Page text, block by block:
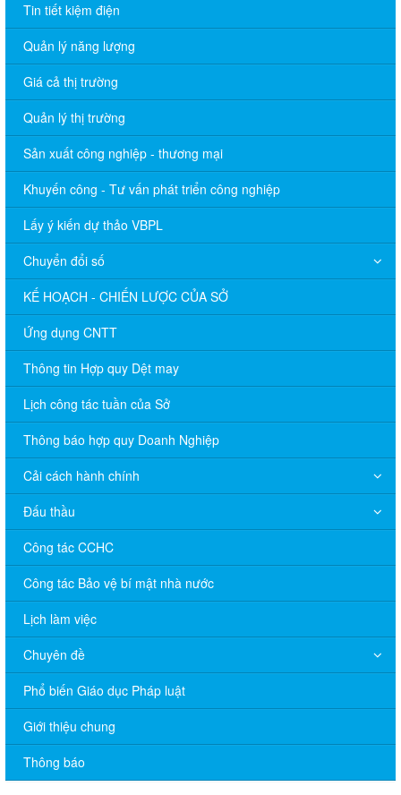
Tin tiết kiệm điện
Quản lý năng lượng
Giá cả thị trường
Quản lý thị trường
Sản xuất công nghiệp - thương mại
Khuyến công - Tư vấn phát triển công nghiệp
Lấy ý kiến dự thảo VBPL
Chuyển đổi số
KẾ HOẠCH - CHIẾN LƯỢC CỦA SỞ
Ứng dụng CNTT
Thông tin Hợp quy Dệt may
Lịch công tác tuần của Sở
Thông báo hợp quy Doanh Nghiệp
Cải cách hành chính
Đấu thầu
Công tác CCHC
Công tác Bảo vệ bí mật nhà nước
Lịch làm việc
Chuyên đề
Phổ biến Giáo dục Pháp luật
Giới thiệu chung
Thông báo
V/v đề nghị báo cáo hệ thống phân phối, nhãn hiệu hàng hóa
và hoạt động mua bán khí trên địa bàn tỉnh năm 2025 (nhắc lần
2).
Thông báo bán thanh lý tài sản công theo hình thức chỉ định